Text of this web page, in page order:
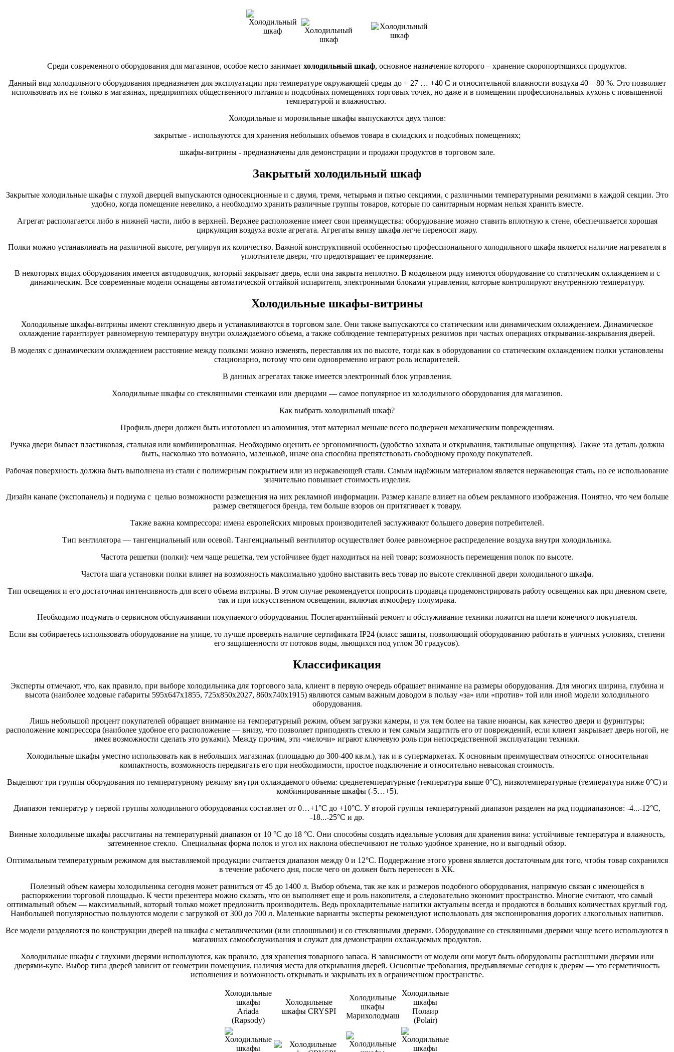
Среди современного оборудования для магазинов, особое место занимает холодильный шкаф, основное назначение которого – хранение скоропортящихся продуктов.
Данный вид холодильного оборудования предназначен для эксплуатации при температуре окружающей среды до + 27 … +40 С и относительной влажности воздуха 40 – 80 %. Это позволяет
использовать их не только в магазинах, предприятиях общественного питания и подсобных помещениях торговых точек, но даже и в помещении профессиональных кухонь с повышенной
температурой и влажностью.
Холодильные и морозильные шкафы выпускаются двух типов:
закрытые - используются для хранения небольших объемов товара в складских и подсобных помещениях;
шкафы-витрины - предназначены для демонстрации и продажи продуктов в торговом зале.
Закрытый холодильный шкаф
Закрытые холодильные шкафы с глухой дверцей выпускаются односекционные и с двумя, тремя, четырьмя и пятью секциями, с различными температурными режимами в каждой секции. Это
удобно, когда помещение невелико, а необходимо хранить различные группы товаров, которые по санитарным нормам нельзя хранить вместе.
Агрегат располагается либо в нижней части, либо в верхней. Верхнее расположение имеет свои преимущества: оборудование можно ставить вплотную к стене, обеспечивается хорошая
циркуляция воздуха возле агрегата. Агрегаты внизу шкафа легче переносят жару.
Полки можно устанавливать на различной высоте, регулируя их количество. Важной конструктивной особенностью профессионального холодильного шкафа является наличие нагревателя в
уплотнителе двери, что предотвращает ее примерзание.
В некоторых видах оборудования имеется автодоводчик, который закрывает дверь, если она закрыта неплотно. В модельном ряду имеются оборудование со статическим охлаждением и с
динамическим. Все современные модели оснащены автоматической оттайкой испарителя, электронными блоками управления, которые контролируют внутреннюю температуру.
Холодильные шкафы-витрины
Холодильные шкафы-витрины имеют стеклянную дверь и устанавливаются в торговом зале. Они также выпускаются со статическим или динамическим охлаждением. Динамическое
охлаждение гарантирует равномерную температуру внутри охлаждаемого объема, а также соблюдение температурных режимов при частых операциях открывания-закрывания дверей.
В моделях с динамическим охлаждением расстояние между полками можно изменять, переставляя их по высоте, тогда как в оборудовании со статическим охлаждением полки установлены
стационарно, потому что они одновременно играют роль испарителей.
В данных агрегатах также имеется электронный блок управления.
Холодильные шкафы со стеклянными стенками или дверцами — самое популярное из холодильного оборудования для магазинов.
Как выбрать холодильный шкаф?
Профиль двери должен быть изготовлен из алюминия, этот материал меньше всего подвержен механическим повреждениям.
Ручка двери бывает пластиковая, стальная или комбинированная. Необходимо оценить ее эргономичность (удобство захвата и открывания, тактильные ощущения). Также эта деталь должна
быть, насколько это возможно, маленькой, иначе она способна препятствовать свободному проходу покупателей.
Рабочая поверхность должна быть выполнена из стали с полимерным покрытием или из нержавеющей стали. Самым надёжным материалом является нержавеющая сталь, но ее использование
значительно повышает стоимость изделия.
Дизайн канапе (экспопанель) и подиума с целью возможности размещения на них рекламной информации. Размер канапе влияет на объем рекламного изображения. Понятно, что чем больше
размер светящегося бренда, тем больше взоров он притягивает к товару.
Также важна компрессора: имена европейских мировых производителей заслуживают большего доверия потребителей.
Тип вентилятора — тангенциальный или осевой. Тангенциальный вентилятор осуществляет более равномерное распределение воздуха внутри холодильника.
Частота решетки (полки): чем чаще решетка, тем устойчивее будет находиться на ней товар; возможность перемещения полок по высоте.
Частота шага установки полки влияет на возможность максимально удобно выставить весь товар по высоте стеклянной двери холодильного шкафа.
Тип освещения и его достаточная интенсивность для всего объема витрины. В этом случае рекомендуется попросить продавца продемонстрировать работу освещения как при дневном свете,
так и при искусственном освещении, включая атмосферу полумрака.
Необходимо подумать о сервисном обслуживании покупаемого оборудования. Послегарантийный ремонт и обслуживание техники ложится на плечи конечного покупателя.
Если вы собираетесь использовать оборудование на улице, то лучше проверять наличие сертификата IP24 (класс защиты, позволяющий оборудованию работать в уличных условиях, степени
его защищенности от потоков воды, льющихся под углом 30 градусов).
Классификация
Эксперты отмечают, что, как правило, при выборе холодильника для торгового зала, клиент в первую очередь обращает внимание на размеры оборудования. Для многих ширина, глубина и
высота (наиболее ходовые габариты 595x647x1855, 725x850x2027, 860x740x1915) являются самым важным доводом в пользу «за» или «против» той или иной модели холодильного
оборудования.
Лишь небольшой процент покупателей обращает внимание на температурный режим, объем загрузки камеры, и уж тем более на такие нюансы, как качество двери и фурнитуры;
расположение компрессора (наиболее удобное его расположение — внизу, что позволяет приподнять стекло и тем самым защитить его от повреждений, если клиент закрывает дверь ногой, не
имея возможности сделать это руками). Между прочим, эти «мелочи» играют ключевую роль при непосредственной эксплуатации техники.
Холодильные шкафы уместно использовать как в небольших магазинах (площадью до 300-400 кв.м.), так и в супермаркетах. К основным преимуществам относятся: относительная
компактность, возможность передвигать его при необходимости, простое подключение и относительно невысокая стоимость.
Выделяют три группы оборудования по температурному режиму внутри охлаждаемого объема: среднетемпературные (температура выше 0°С), низкотемпературные (температура ниже 0°С) и
комбинированные шкафы (-5…+5).
Диапазон температур у первой группы холодильного оборудования составляет от 0…+1°С до +10°С. У второй группы температурный диапазон разделен на ряд поддиапазонов: -4...-12°С,
-18...-25°С и др.
Винные холодильные шкафы рассчитаны на температурный диапазон от 10 °С до 18 °С. Они способны создать идеальные условия для хранения вина: устойчивые температура и влажность,
затемненное стекло. Специальная форма полок и угол их наклона обеспечивают не только удобное хранение, но и выгодный обзор.
Оптимальным температурным режимом для выставляемой продукции считается диапазон между 0 и 12°С. Поддержание этого уровня является достаточным для того, чтобы товар сохранился
в течение рабочего дня, после чего он должен быть перенесен в ХК.
Полезный объем камеры холодильника сегодня может разниться от 45 до 1400 л. Выбор объема, так же как и размеров подобного оборудования, напрямую связан с имеющейся в
распоряжении торговой площадью. К чести презентера можно сказать, что он выполняет еще и роль накопителя, а следовательно экономит пространство. Многие считают, что самый
оптимальный объем — максимальный, который только может предложить производитель. Ведь прохладительные напитки актуальны всегда и продаются в больших количествах круглый год.
Наибольшей популярностью пользуются модели с загрузкой от 300 до 700 л. Маленькие варианты эксперты рекомендуют использовать для экспонирования дорогих алкогольных напитков.
Все модели разделяются по конструкции дверей на шкафы с металлическими (или сплошными) и со стеклянными дверями. Оборудование со стеклянными дверями чаще всего используются в
магазинах самообслуживания и служат для демонстрации охлаждаемых продуктов.
Холодильные шкафы с глухими дверями используются, как правило, для хранения товарного запаса. В зависимости от модели они могут быть оборудованы распашными дверями или
дверями-купе. Выбор типа дверей зависит от геометрии помещения, наличия места для открывания дверей. Основные требования, предъявляемые сегодня к дверям — это герметичность
исполнения и возможность открывать и закрывать их в ограниченном пространстве.
Холодильные
шкафы
Ariada
(Rapsody)
Холодильные
шкафы CRYSPI
Холодильные
шкафы
Марихолодмаш
Холодильные
шкафы
Полаир
(Polair)